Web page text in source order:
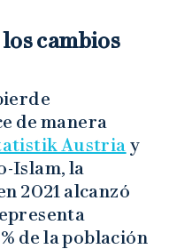
cambios
de manera
Austria y
Islam, la
2021 alcanzó
de la población